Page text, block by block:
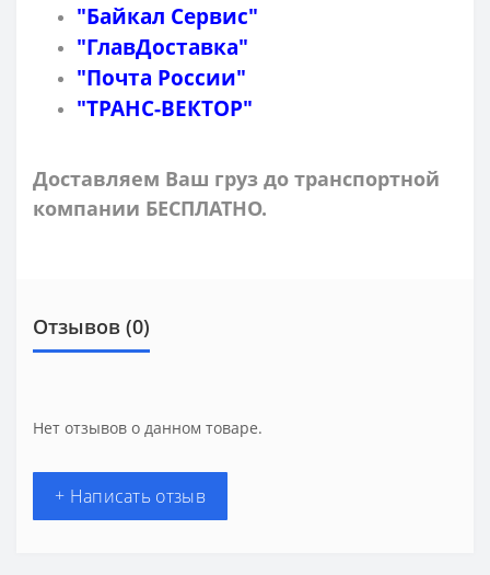
"Байкал Сервис"
"ГлавДоставка"
"Почта России"
"ТРАНС-ВЕКТОР"
Доставляем Ваш груз до транспортной
компании БЕСПЛАТНО.
Отзывов (0)
Нет отзывов о данном товаре.
+ Написать отзыв